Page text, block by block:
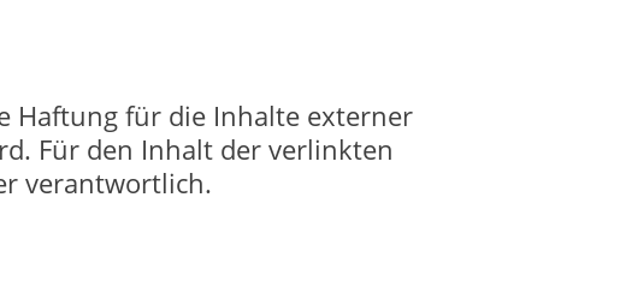
Haftung für die Inhalte externer
Für den Inhalt der verlinkten
verantwortlich.